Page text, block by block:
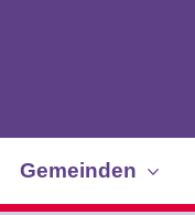
Gemeinden